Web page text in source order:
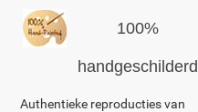
100%
handgeschilderd
Authentieke reproducties van